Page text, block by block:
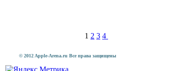
1 2 3 4
© 2012 Apple-Arena.ru Все права защищены